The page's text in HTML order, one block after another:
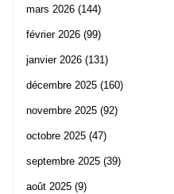
mars 2026 (144)
février 2026 (99)
janvier 2026 (131)
décembre 2025 (160)
novembre 2025 (92)
octobre 2025 (47)
septembre 2025 (39)
août 2025 (9)